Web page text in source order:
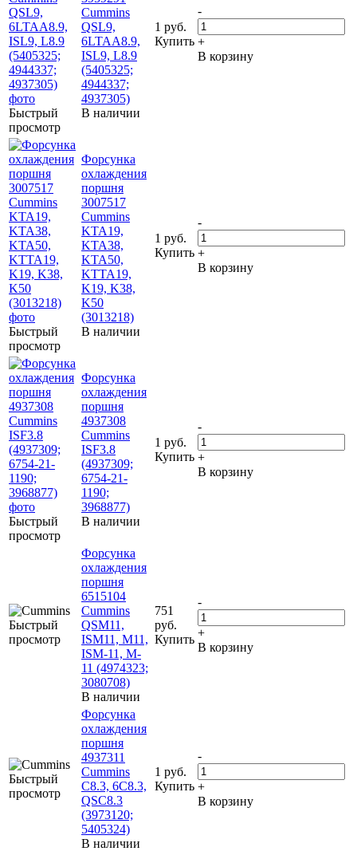
Быстрый
просмотр
Cummins
QSL9,
6LTAA8.9,
ISL9, L8.9
(5405325;
4944337;
4937305)
В наличии
1 руб.
Купить
-
+
В корзину
Быстрый
просмотр
Форсунка
охлаждения
поршня
3007517
Cummins
KTA19,
KTA38,
KTA50,
KTTA19,
K19, K38,
K50
(3013218)
В наличии
1 руб.
Купить
-
+
В корзину
Быстрый
просмотр
Форсунка
охлаждения
поршня
4937308
Cummins
ISF3.8
(4937309;
6754-21-
1190;
3968877)
В наличии
1 руб.
Купить
-
+
В корзину
Быстрый
просмотр
Форсунка
охлаждения
поршня
6515104
Cummins
QSM11,
ISM11, M11,
ISM-11, M-
11 (4974323;
3080708)
В наличии
751
руб.
Купить
-
+
В корзину
Быстрый
просмотр
Форсунка
охлаждения
поршня
4937311
Cummins
C8.3, 6C8.3,
QSC8.3
(3973120;
5405324)
В наличии
1 руб.
Купить
-
+
В корзину